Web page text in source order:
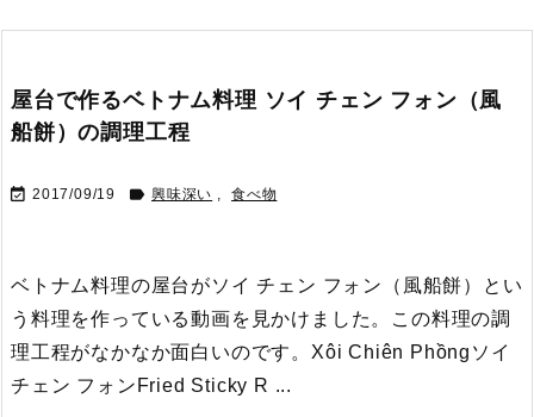
屋台で作るベトナム料理 ソイ チェン フォン（風
船餅）の調理工程
 2017/09/19  興味深い , 食べ物
ベトナム料理の屋台がソイ チェン フォン（風船餅）とい
う料理を作っている動画を見かけました。
この料理の調
理工程がなかなか面白いのです。 Xôi Chiên Phồngソイ
チェン フォンFried Sticky R ...